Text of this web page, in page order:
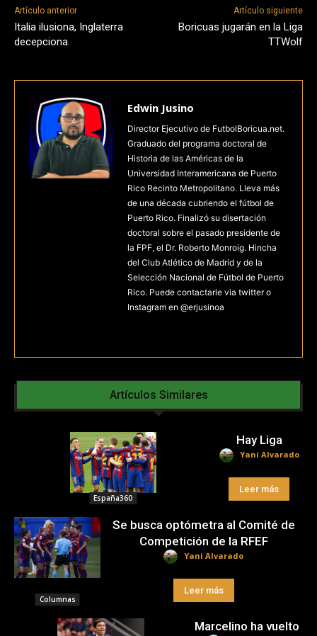
Artículo anterior
Italia ilusiona, Inglaterra
decepciona.
Artículo siguiente
Boricuas jugarán en la Liga
TTWolf
Edwin Jusino
Director Ejecutivo de FutbolBoricua.net.
Graduado del programa doctoral de
Historia de las Américas de la
Universidad Interamericana de Puerto
Rico Recinto Metropolitano. Lleva más
de una década cubriendo el fútbol de
Puerto Rico. Finalizó su disertación
doctoral sobre el pasado presidente de
la FPF, el Dr. Roberto Monroig. Hincha
del Club Atlético de Madrid y de la
Selección Nacional de Fútbol de Puerto
Rico. Puede contactarle via twitter o
Instagram en @erjusinoa
Artículos Similares
España360
Hay Liga
Yani Alvarado
Leer más
Columnas
Se busca optómetra al Comité de
Competición de la RFEF
Yani Alvarado
Leer más
Marcelino ha vuelto